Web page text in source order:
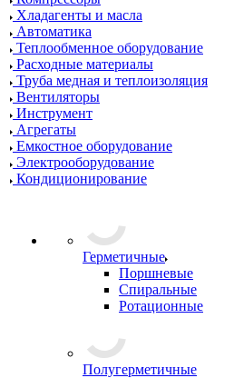
Хладагенты и масла
Автоматика
Теплообменное оборудование
Расходные материалы
Труба медная и теплоизоляция
Вентиляторы
Инструмент
Агрегаты
Емкостное оборудование
Электрооборудование
Кондиционирование
Герметичные
Поршневые
Спиральные
Ротационные
Полугерметичные